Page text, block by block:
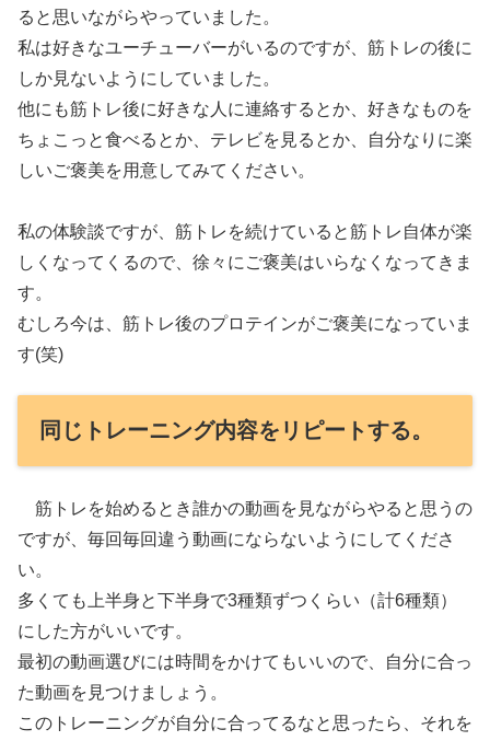
ると思いながらやっていました。
私は好きなユーチューバーがいるのですが、筋トレの後に
しか見ないようにしていました。
他にも筋トレ後に好きな人に連絡するとか、好きなものを
ちょこっと食べるとか、テレビを見るとか、自分なりに楽
しいご褒美を用意してみてください。
私の体験談ですが、筋トレを続けていると筋トレ自体が楽
しくなってくるので、徐々にご褒美はいらなくなってきま
す。
むしろ今は、筋トレ後のプロテインがご褒美になっていま
す(笑)
同じトレーニング内容をリピートする。
筋トレを始めるとき誰かの動画を見ながらやると思うの
ですが、毎回毎回違う動画にならないようにしてくださ
い。
多くても上半身と下半身で3種類ずつくらい（計6種類）
にした方がいいです。
最初の動画選びには時間をかけてもいいので、自分に合っ
た動画を見つけましょう。
このトレーニングが自分に合ってるなと思ったら、それを